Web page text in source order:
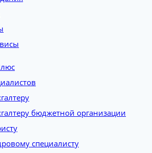
бюджетной организации
специалисту